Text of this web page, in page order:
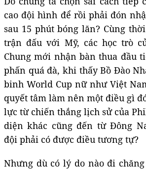
cao đội hình để rồi phải đón
sau 15 phút bóng lăn? Cùng
trận đấu với Mỹ, các học trò
Chung mới nhận bàn thua đầu
phấn quá đà, khi thấy Bồ Đào
binh World Cup nữ như Việt
quyết tâm làm nên một điều gì
lực từ chiến thắng lịch sử của
diện khác cũng đến từ Đông
đội phải có được điều tương tự?
Nhưng dù có lý do nào đi